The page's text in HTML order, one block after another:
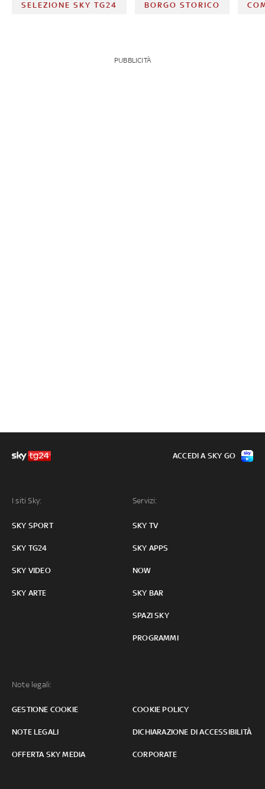
SELEZIONE SKY TG24 BORGO STORICO
PUBBLICITÀ
I siti Sky:
SKY SPORT
SKY TG24
SKY VIDEO
SKY ARTE
Servizi:
SKY TV
SKY APPS
NOW
SKY BAR
SPAZI SKY
PROGRAMMI
Note legali:
GESTIONE COOKIE COOKIE POLICY
NOTE LEGALI DICHIARAZIONE DI ACCESSIBILITÀ
OFFERTA SKY MEDIA CORPORATE
ACCEDI A SKY GO